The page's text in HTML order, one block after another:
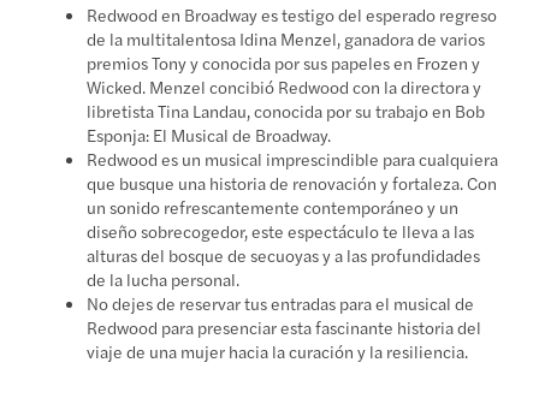
Redwood en Broadway es testigo del esperado regreso
de la multitalentosa Idina Menzel, ganadora de varios
premios Tony y conocida por sus papeles en Frozen y
Wicked. Menzel concibió Redwood con la directora y
libretista Tina Landau, conocida por su trabajo en Bob
Esponja: El Musical de Broadway.
Redwood es un musical imprescindible para cualquiera
que busque una historia de renovación y fortaleza. Con
un sonido refrescantemente contemporáneo y un
diseño sobrecogedor, este espectáculo te lleva a las
alturas del bosque de secuoyas y a las profundidades
de la lucha personal.
No dejes de reservar tus entradas para el musical de
Redwood para presenciar esta fascinante historia del
viaje de una mujer hacia la curación y la resiliencia.